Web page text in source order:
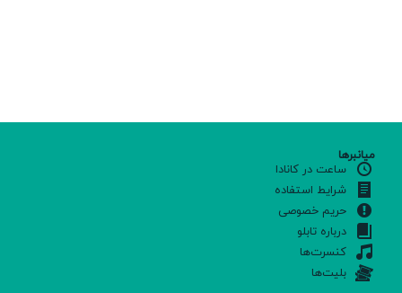
میانبرها
ساعت در کانادا
شرایط استفاده
حریم خصوصی
درباره تابلو
کنسرت‌ها
بلیت‌ها